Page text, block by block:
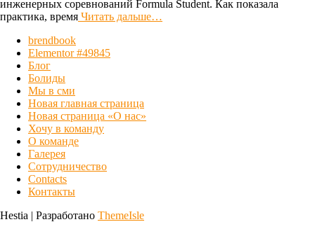
инженерных соревнований Formula Student. Как показала
практика, время Читать дальше…
brendbook
Elementor #49845
Блог
Болиды
Мы в сми
Новая главная страница
Новая страница «О нас»
Хочу в команду
О команде
Галерея
Сотрудничество
Contacts
Контакты
Hestia | Разработано ThemeIsle